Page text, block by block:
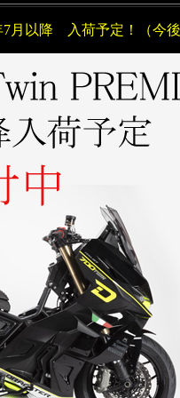
7月以降 入荷予定！（今